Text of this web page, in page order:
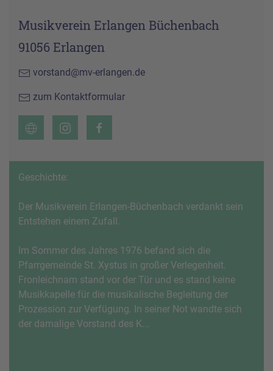
Musikverein Erlangen Büchenbach
91056 Erlangen
vorstand@mv-erlangen.de
zum Kontaktformular
Geschichte:
Der Musikverein Erlangen-Büchenbach verdankt sein
Entstehen einem Zufall.
Im Sommer des Jahres 1976 befand sich die
Pfarrgemeinde St. Xystus in großer Verlegenheit.
Fronleichnam stand vor der Tür und es stand keine
Musikkapelle für die musikalische Begleitung der
Prozession zur Verfügung. In seiner Not wandte sich
der damalige Vorstand des K...